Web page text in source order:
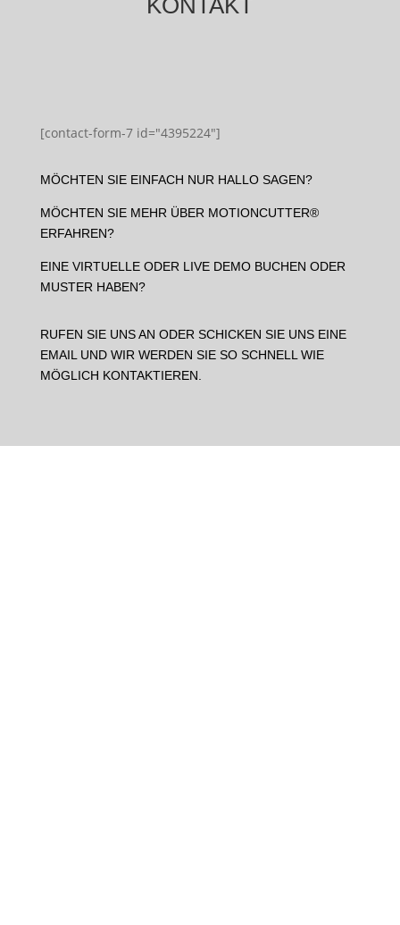
KONTAKT
[contact-form-7 id="4395224"]
MÖCHTEN SIE EINFACH NUR HALLO SAGEN?
MÖCHTEN SIE MEHR ÜBER MOTIONCUTTER®
ERFAHREN?
EINE VIRTUELLE ODER LIVE DEMO BUCHEN ODER
MUSTER HABEN?
RUFEN SIE UNS AN ODER SCHICKEN SIE UNS EINE
EMAIL UND WIR WERDEN SIE SO SCHNELL WIE
MÖGLICH KONTAKTIEREN.